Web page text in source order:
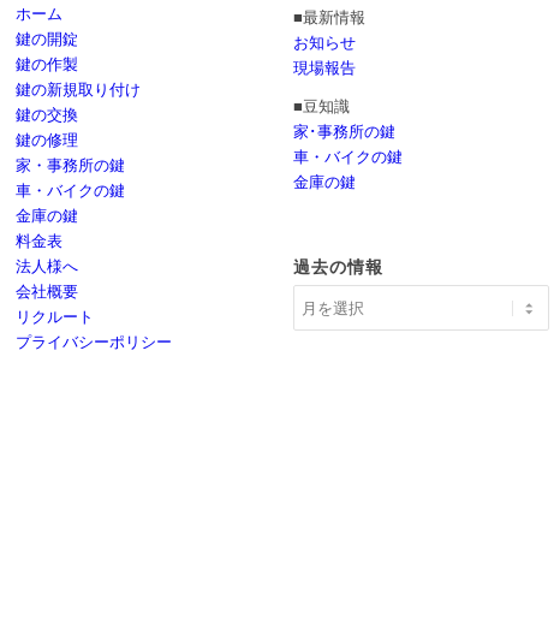
ホーム
鍵の開錠
鍵の作製
鍵の新規取り付け
鍵の交換
鍵の修理
家・事務所の鍵
車・バイクの鍵
金庫の鍵
料金表
法人様へ
会社概要
リクルート
プライバシーポリシー
■最新情報
お知らせ
現場報告
■豆知識
家･事務所の鍵
車・バイクの鍵
金庫の鍵
過去の情報